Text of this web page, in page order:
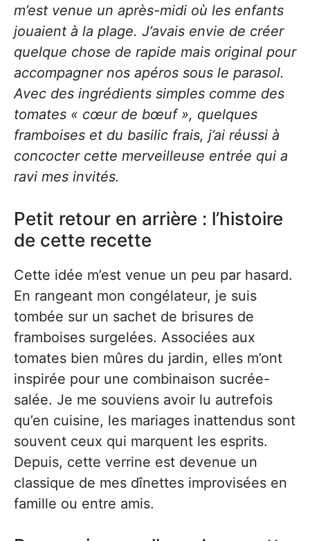
m’est venue un après-midi où les enfants
jouaient à la plage. J’avais envie de créer
quelque chose de rapide mais original pour
accompagner nos apéros sous le parasol.
Avec des ingrédients simples comme des
tomates « cœur de bœuf », quelques
framboises et du basilic frais, j’ai réussi à
concocter cette merveilleuse entrée qui a
ravi mes invités.
Petit retour en arrière : l’histoire
de cette recette
Cette idée m’est venue un peu par hasard.
En rangeant mon congélateur, je suis
tombée sur un sachet de brisures de
framboises surgelées. Associées aux
tomates bien mûres du jardin, elles m’ont
inspirée pour une combinaison sucrée-
salée. Je me souviens avoir lu autrefois
qu’en cuisine, les mariages inattendus sont
souvent ceux qui marquent les esprits.
Depuis, cette verrine est devenue un
classique de mes dînettes improvisées en
famille ou entre amis.